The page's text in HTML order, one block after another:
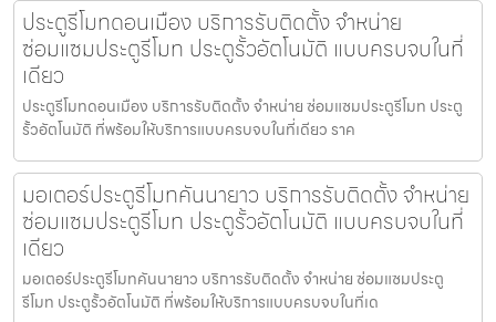
ประตูรีโมทดอนเมือง บริการรับติดตั้ง จำหน่าย
ซ่อมแซมประตูรีโมท ประตูรั้วอัตโนมัติ แบบครบจบในที่
เดียว
ประตูรีโมทดอนเมือง บริการรับติดตั้ง จำหน่าย ซ่อมแซมประตูรีโมท ประตู
รั้วอัตโนมัติ ที่พร้อมให้บริการแบบครบจบในที่เดียว ราค
มอเตอร์ประตูรีโมทคันนายาว บริการรับติดตั้ง จำหน่าย
ซ่อมแซมประตูรีโมท ประตูรั้วอัตโนมัติ แบบครบจบในที่
เดียว
มอเตอร์ประตูรีโมทคันนายาว บริการรับติดตั้ง จำหน่าย ซ่อมแซมประตู
รีโมท ประตูรั้วอัตโนมัติ ที่พร้อมให้บริการแบบครบจบในที่เด